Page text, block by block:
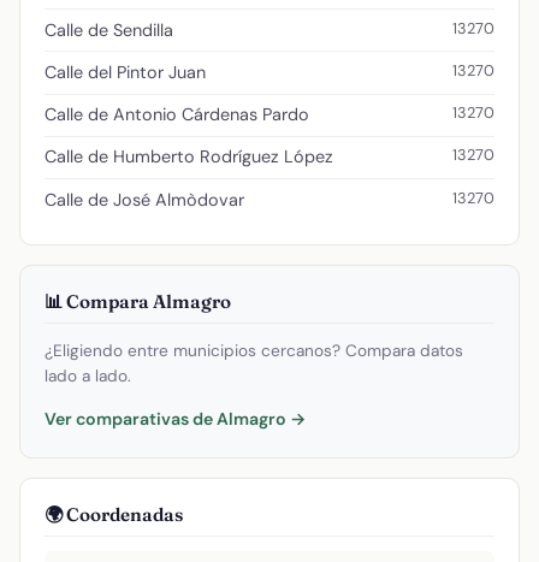
Calle de Sendilla 13270
Calle del Pintor Juan 13270
Calle de Antonio Cárdenas Pardo 13270
Calle de Humberto Rodríguez López 13270
Calle de José Almòdovar 13270
📊 Compara Almagro
¿Eligiendo entre municipios cercanos? Compara datos
lado a lado.
Ver comparativas de Almagro →
🌍 Coordenadas